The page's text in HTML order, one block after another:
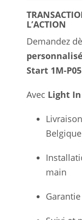
L’ACTION
Demandez
personnalisé
Start 1M-P05
Avec Light
Belgique
main